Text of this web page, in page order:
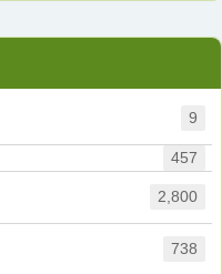
9
457
2,800
738